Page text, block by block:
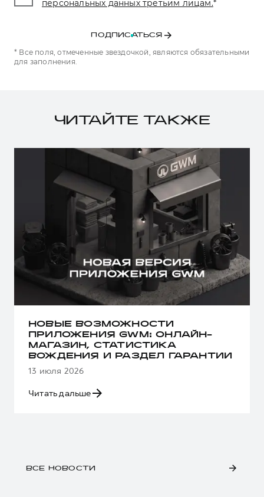
персональных данных третьим лицам.*
ПОДПИСАТЬСЯ
* Все поля, отмеченные звездочкой, являются обязательными
для заполнения.
ЧИТАЙТЕ ТАКЖЕ
НОВЫЕ ВОЗМОЖНОСТИ
ПРИЛОЖЕНИЯ GWM: ОНЛАЙН-
МАГАЗИН, СТАТИСТИКА
ВОЖДЕНИЯ И РАЗДЕЛ ГАРАНТИИ
13 июля 2026
Читать дальше
ВСЕ НОВОСТИ